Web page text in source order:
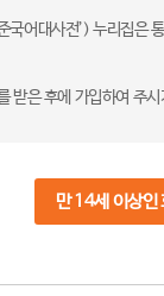
국어대사전’) 누리집
받은 후에 가입하여 주
만 14세 이상인